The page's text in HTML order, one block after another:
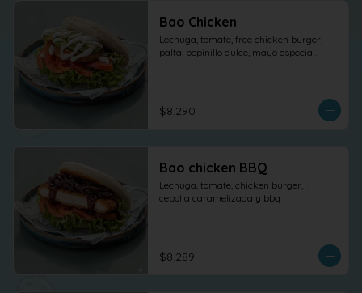
Bao Chicken
Lechuga, tomate, free chicken burger,
palta, pepinillo dulce, mayo especial.
$8.290
Bao chicken BBQ
Lechuga, tomate, chicken burger,  ,
cebolla caramelizada y bbq
$8.289